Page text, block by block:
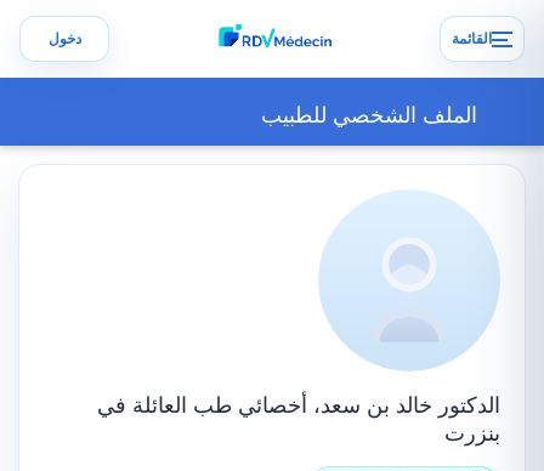
القائمة دخول
الملف الشخصي للطبيب
الدكتور خالد بن سعد، أخصائي طب العائلة في
بنزرت